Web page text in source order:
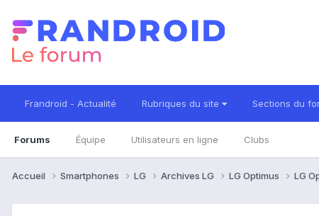
Frandroid - Actualité Rubriques du site Sections du
Forums Équipe Utilisateurs en ligne Clubs
Accueil Smartphones LG Archives LG LG Optimus LG